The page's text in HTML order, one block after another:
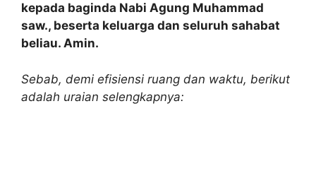
kepada baginda Nabi Agung Muhammad
saw., beserta keluarga dan seluruh sahabat
beliau. Amin.
Sebab, demi efisiensi ruang dan waktu, berikut
adalah uraian selengkapnya: